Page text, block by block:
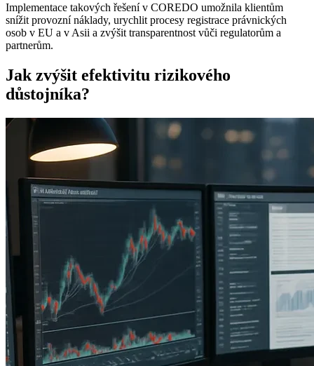
Implementace takových řešení v COREDO umožnila klientům
snížit provozní náklady, urychlit procesy registrace právnických
osob v EU a v Asii a zvýšit transparentnost vůči regulatorům a
partnerům.
Jak zvýšit efektivitu rizikového
důstojníka?